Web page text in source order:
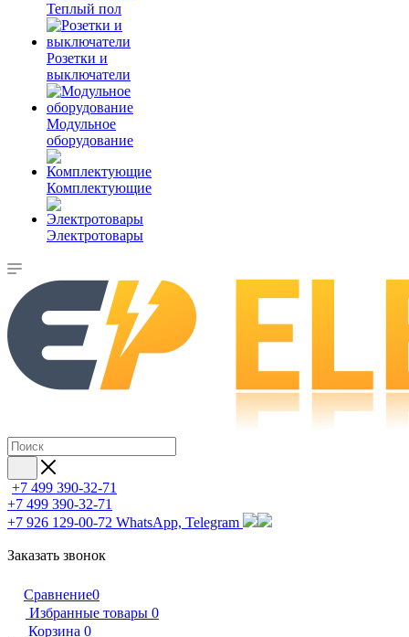
Теплый пол
Розетки и
выключатели
Модульное
оборудование
Комплектующие
Электротовары
+7 499 390-32-71
+7 499 390-32-71
+7 926 129-00-72 WhatsApp, Telegram
Заказать звонок
Сравнение0
Избранные товары 0
Корзина 0